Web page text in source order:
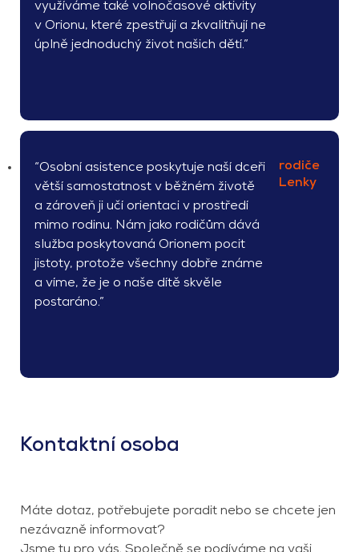
využíváme také volnočasové aktivity
v Orionu, které zpestřují a zkvalitňují ne
úplně jednoduchý život našich dětí.”
“Osobní asistence poskytuje naší dceři
větší samostatnost v běžném životě
a zároveň ji učí orientaci v prostředí
mimo rodinu. Nám jako rodičům dává
služba poskytovaná Orionem pocit
jistoty, protože všechny dobře známe
a víme, že je o naše dítě skvěle
postaráno.”
rodiče
Lenky
Kontaktní osoba
Máte dotaz, potřebujete poradit nebo se chcete jen
nezávazně informovat?